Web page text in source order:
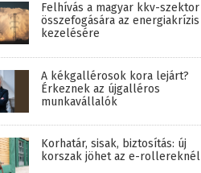
Felhívás a magyar kkv-szektor
összefogására az energiakrízis
kezelésére
A kékgallérosok kora lejárt?
Érkeznek az újgalléros
munkavállalók
Korhatár, sisak, biztosítás: új
korszak jöhet az e-rollereknél